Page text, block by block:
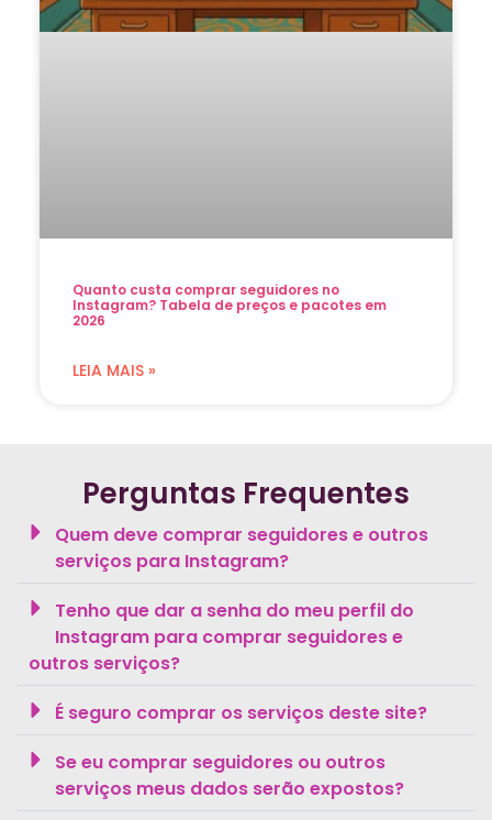
Quanto custa comprar seguidores no
Instagram? Tabela de preços e pacotes em
2026
LEIA MAIS »
Perguntas Frequentes
Quem deve comprar seguidores e outros
serviços para Instagram?
Tenho que dar a senha do meu perfil do
Instagram para comprar seguidores e
outros serviços?
É seguro comprar os serviços deste site?
Se eu comprar seguidores ou outros
serviços meus dados serão expostos?